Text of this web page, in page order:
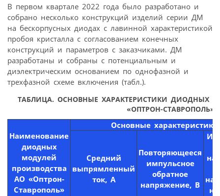
В первом квартале 2022 года было разработано и
собрано несколько конструкций изделий серии ДМ
на бескорпусных диодах с лавинной характеристикой
пробоя кристалла с согласованием конечных
конструкций и параметров с заказчиками. ДМ
разработаны и собраны с потенциальным и
диэлектрическим основанием по однофазной и
трехфазной схеме включения (табл.).
ТАБЛИЦА. ОСНОВНЫЕ ХАРАКТЕРИСТИКИ ДИОДНЫХ
«ОПТРОН-СТАВРОПОЛЬ»
Наименование
диодных
модулей
производства
АО «Оптрон-
Ставрополь»
Основные характеристики
Средний
выпрямленный
ток, А
Повторяющееся
импульсное
обратное
напряжение, В